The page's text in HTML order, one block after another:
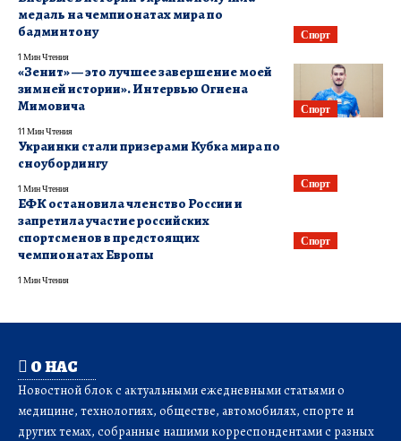
Спорт
медаль на чемпионатах мира по
бадминтону
1 Мин Чтения
Спорт
«Зенит» — это лучшее завершение моей
зимней истории». Интервью Огнена
Мимовича
11 Мин Чтения
Спорт
Украинки стали призерами Кубка мира по
сноубордингу
1 Мин Чтения
Спорт
ЕФК остановила членство России и
запретила участие российских
спортсменов в предстоящих
чемпионатах Европы
1 Мин Чтения
О НАС
Новостной блок с актуальными ежедневными статьями о
медицине, технологиях, обществе, автомобилях, спорте и
других темах, собранные нашими корреспондентами с разных